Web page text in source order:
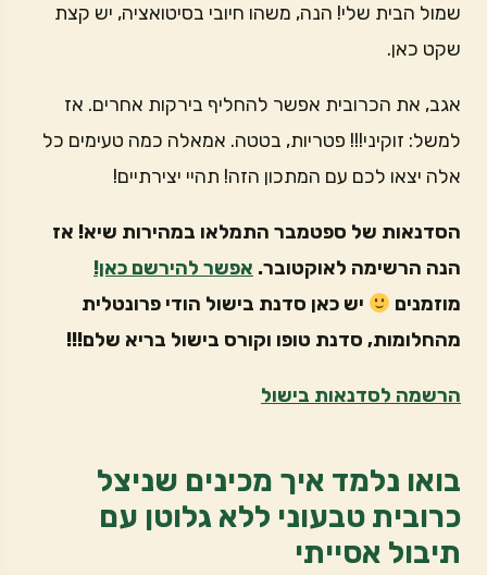
שמול הבית שלי! הנה, משהו חיובי בסיטואציה, יש קצת
שקט כאן.
אגב, את הכרובית אפשר להחליף בירקות אחרים. אז
למשל: זוקיני!!! פטריות, בטטה. אמאלה כמה טעימים כל
אלה יצאו לכם עם המתכון הזה! תהיי יצירתיים!
הסדנאות של ספטמבר התמלאו במהירות שיא! אז
הנה הרשימה לאוקטובר. אפשר להירשם כאן!
מוזמנים
יש כאן סדנת בישול הודי פרונטלית
מהחלומות, סדנת טופו וקורס בישול בריא שלם!!!
הרשמה לסדנאות בישול
בואו נלמד איך מכינים שניצל
כרובית טבעוני ללא גלוטן עם
תיבול אסייתי